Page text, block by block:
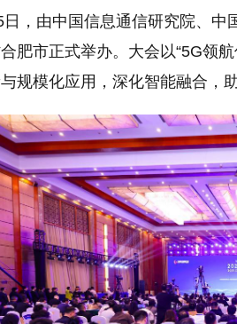
日，由中国信息通信研究院、中
肥市正式举办。大会以“5G领
规模化应用，深化智能融合，